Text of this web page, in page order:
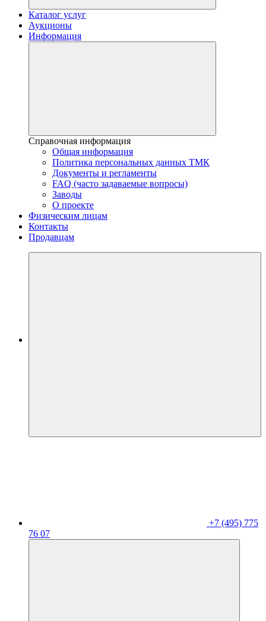
Каталог услуг
Аукционы
Информация
Справочная информация
Общая информация
Политика персональных данных ТМК
Документы и регламенты
FAQ (часто задаваемые вопросы)
Заводы
О проекте
Физическим лицам
Контакты
Продавцам
+7 (495) 775
76 07